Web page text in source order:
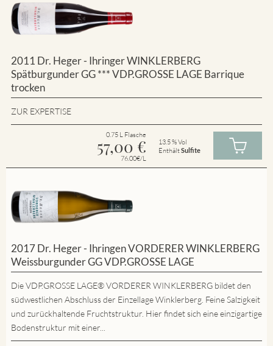
2011 Dr. Heger - Ihringer WINKLERBERG
Spätburgunder GG *** VDP.GROSSE LAGE Barrique
trocken
ZUR EXPERTISE
0.75 L Flasche
57,00 €
76.00€/L
13.5 % Vol
EnthältSulfite
2017 Dr. Heger - Ihringen VORDERER WINKLERBERG
Weissburgunder GG VDP.GROSSE LAGE
Die VDP.GROSSE LAGE® VORDERER WINKLERBERG bildet den
südwestlichen Abschluss der Einzellage Winklerberg. Feine Salzigkeit
und zurückhaltende Fruchtstruktur. Hier findet sich eine einzigartige
Bodenstruktur mit einer...